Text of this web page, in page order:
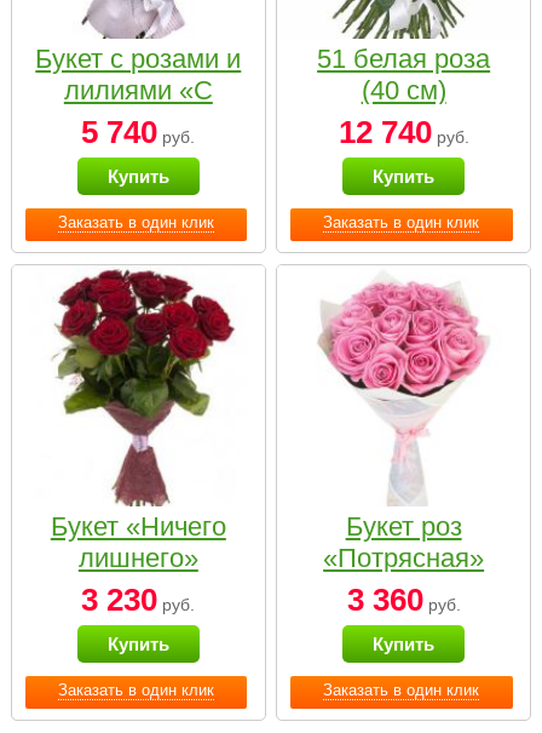
Заказать в один клик
Букет с розами и
лилиями «С
наилучшими
пожеланиями»
5 740 руб.
Купить
Заказать в один клик
51 белая роза
(40 см)
12 740руб.
Купить
Заказать в один клик
Букет «Ничего
лишнего»
3 230 руб.
Купить
Заказать в один клик
Букет роз
«Потрясная»
3 360руб.
Купить